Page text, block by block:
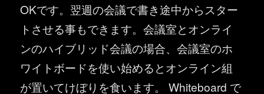
OKです。翌週の会議で書き途中からスター
トさせる事もできます。会議室とオンライ
ンのハイブリッド会議の場合、会議室のホ
ワイトボードを使い始めるとオンライン組
が置いてけぼりを食います。 Whiteboard で